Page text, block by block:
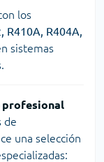
los
R410A, R404A,
sistemas
profesional
de
una selección